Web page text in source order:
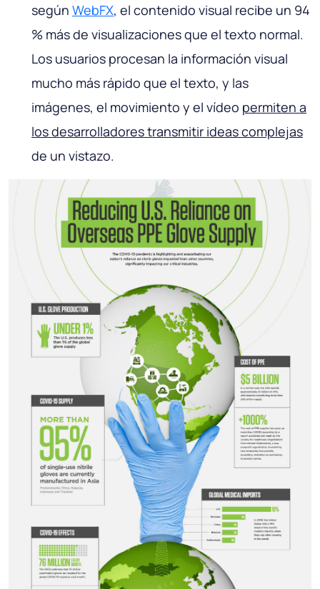
según WebFX, el contenido visual recibe un 94
% más de visualizaciones que el texto normal.
Los usuarios procesan la información visual
mucho más rápido que el texto, y las
imágenes, el movimiento y el vídeo permiten a
los desarrolladores transmitir ideas complejas
de un vistazo.